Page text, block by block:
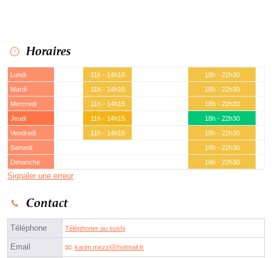
Horaires
Lundi 11h - 14h15
18h - 22h30
Mardi
11h - 14h15
18h - 22h30
Mercredi
11h - 14h15
18h - 22h30
Jeudi
11h - 14h15
18h - 22h30
Vendredi
11h - 14h15
18h - 22h30
Samedi
18h - 22h30
Dimanche
18h - 22h30
Signaler une erreur
Contact
Téléphone Téléphoner au sushi
Email karim.mezziⓐhotmail.fr